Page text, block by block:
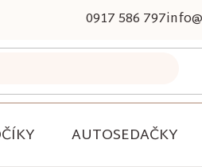
0917 586 797
AUTOSEDAČKY